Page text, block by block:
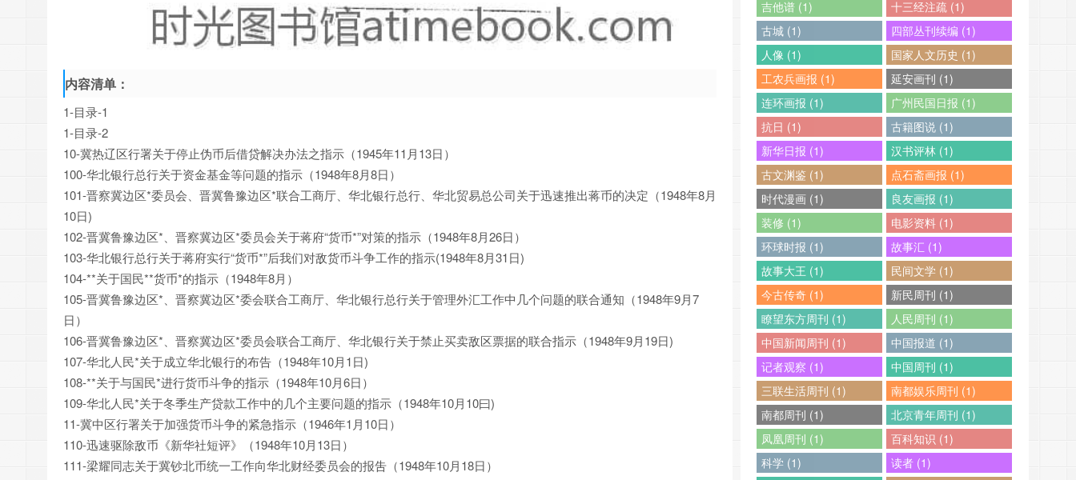
内容清单：
1-目录-1
1-目录-2
10-冀热辽区行署关于停止伪币后借贷解决办法之指示（1945年11月13日）
100-华北银行总行关于资金基金等问题的指示（1948年8月8日）
101-晋察冀边区*委员会、晋冀鲁豫边区*联合工商厅、华北银行总行、华北贸易总公司关于迅速推出蒋币的决定（1948年8月
10日)
102-晋冀鲁豫边区*、晋察冀边区*委员会关于蒋府“货币*”对策的指示（1948年8月26日）
103-华北银行总行关于蒋府实行“货币*”后我们对敌货币斗争工作的指示(1948年8月31日)
104-**关于国民**货币*的指示（1948年8月）
105-晋冀鲁豫边区*、晋察冀边区*委会联合工商厅、华北银行总行关于管理外汇工作中几个问题的联合通知（1948年9月7
日）
106-晋冀鲁豫边区*、晋察冀边区*委员会联合工商厅、华北银行关于禁止买卖敌区票据的联合指示（1948年9月19日)
107-华北人民*关于成立华北银行的布告（1948年10月1日)
108-**关于与国民*进行货币斗争的指示（1948年10月6日）
109-华北人民*关于冬季生产贷款工作中的几个主要问题的指示（1948年10月10曰)
11-冀中区行署关于加强货币斗争的紧急指示（1946年1月10日）
110-迅速驱除敌币《新华社短评》（1948年10月13日）
111-梁耀同志关于冀钞北币统一工作向华北财经委员会的报吿（1948年10月18日）
吉他谱 (1)
十三经注疏 (1)
古城 (1)
四部丛刊续编 (1)
人像 (1)
国家人文历史 (1)
工农兵画报 (1)
延安画刊 (1)
连环画报 (1)
广州民国日报 (1)
抗日 (1)
古籍图说 (1)
新华日报 (1)
汉书评林 (1)
古文渊鉴 (1)
点石斋画报 (1)
时代漫画 (1)
良友画报 (1)
装修 (1)
电影资料 (1)
环球时报 (1)
故事汇 (1)
故事大王 (1)
民间文学 (1)
今古传奇 (1)
新民周刊 (1)
瞭望东方周刊 (1)
人民周刊 (1)
中国新闻周刊 (1)
中国报道 (1)
记者观察 (1)
中国周刊 (1)
三联生活周刊 (1)
南都娱乐周刊 (1)
南都周刊 (1)
北京青年周刊 (1)
凤凰周刊 (1)
百科知识 (1)
科学 (1)
读者 (1)